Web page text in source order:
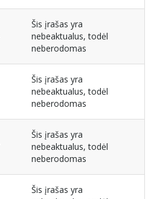
Šis įrašas yra
nebeaktualus, todėl
neberodomas
Šis įrašas yra
nebeaktualus, todėl
neberodomas
Šis įrašas yra
nebeaktualus, todėl
neberodomas
Šis įrašas yra